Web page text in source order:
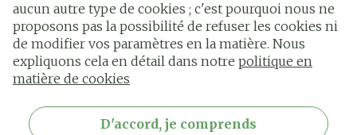
aucun autre type de cookies ; c'est pourquoi nous ne
proposons pas la possibilité de refuser les cookies ni
de modifier vos paramètres en la matière. Nous
expliquons cela en détail dans notre politique en
matière de cookies
D'accord, je comprends